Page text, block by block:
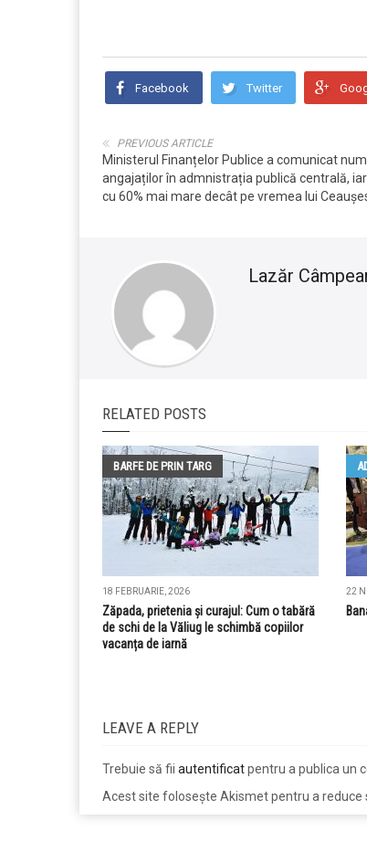
Facebook Twitter
PREVIOUS ARTICLE
Ministerul Finanțelor Publice a comunicat
angajaților în admnistrația publică centrală,
cu 60% mai mare decât pe vremea lui
Lazăr
RELATED POSTS
BARFE DE PRIN TARG
18 FEBRUARIE, 2026
Zăpada, prietenia și curajul: Cum o tabără
de schi de la Văliug le schimbă copiilor
vacanța de iarnă
22
LEAVE A REPLY
Trebuie să fii autentificatpentru a publica un
Acest site folosește Akismet pentru a reduce